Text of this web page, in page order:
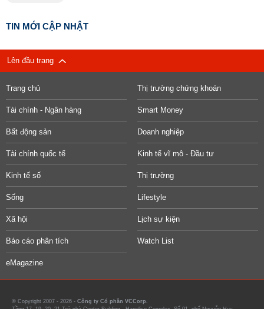
TIN MỚI CẬP NHẬT
Lên đầu trang
Trang chủ Thị trường chứng khoán
Tài chính - Ngân hàng Smart Money
Bất động sản Doanh nghiệp
Tài chính quốc tế Kinh tế vĩ mô - Đầu tư
Kinh tế số Thị trường
Sống Lifestyle
Xã hội Lịch sự kiện
Báo cáo phân tích Watch List
eMagazine
© Copyright 2007 - 2026 - Công ty Cổ phần VCCorp.